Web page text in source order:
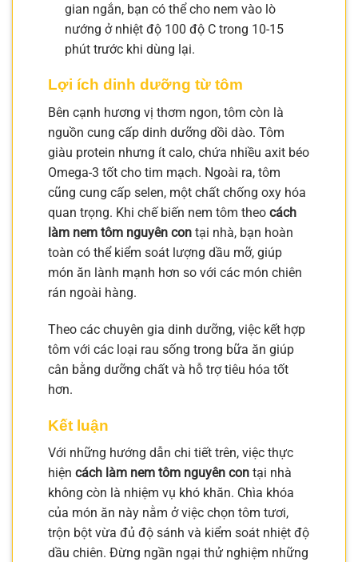
gian ngắn, bạn có thể cho nem vào lò
nướng ở nhiệt độ 100 độ C trong 10-15
phút trước khi dùng lại.
Lợi ích dinh dưỡng từ tôm
Bên cạnh hương vị thơm ngon, tôm còn là
nguồn cung cấp dinh dưỡng dồi dào. Tôm
giàu protein nhưng ít calo, chứa nhiều axit béo
Omega-3 tốt cho tim mạch. Ngoài ra, tôm
cũng cung cấp selen, một chất chống oxy hóa
quan trọng. Khi chế biến nem tôm theo cách
làm nem tôm nguyên con tại nhà, bạn hoàn
toàn có thể kiểm soát lượng dầu mỡ, giúp
món ăn lành mạnh hơn so với các món chiên
rán ngoài hàng.
Theo các chuyên gia dinh dưỡng, việc kết hợp
tôm với các loại rau sống trong bữa ăn giúp
cân bằng dưỡng chất và hỗ trợ tiêu hóa tốt
hơn.
Kết luận
Với những hướng dẫn chi tiết trên, việc thực
hiện cách làm nem tôm nguyên con tại nhà
không còn là nhiệm vụ khó khăn. Chìa khóa
của món ăn này nằm ở việc chọn tôm tươi,
trộn bột vừa đủ độ sánh và kiểm soát nhiệt độ
dầu chiên. Đừng ngần ngại thử nghiệm những